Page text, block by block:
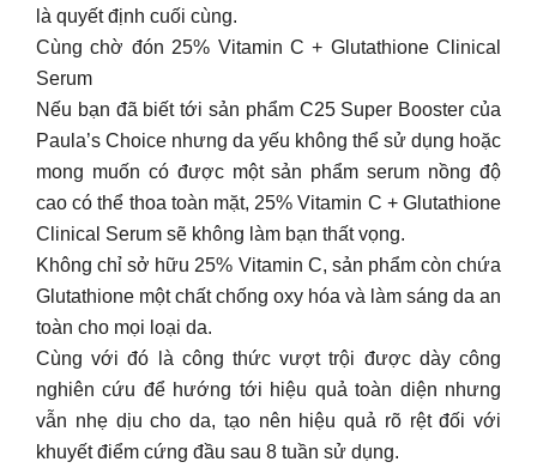
là quyết định cuối cùng.
Cùng chờ đón 25% Vitamin C + Glutathione Clinical
Serum
Nếu bạn đã biết tới sản phẩm C25 Super Booster của
Paula’s Choice nhưng da yếu không thể sử dụng hoặc
mong muốn có được một sản phẩm serum nồng độ
cao có thể thoa toàn mặt, 25% Vitamin C + Glutathione
Clinical Serum sẽ không làm bạn thất vọng.
Không chỉ sở hữu 25% Vitamin C, sản phẩm còn chứa
Glutathione một chất chống oxy hóa và làm sáng da an
toàn cho mọi loại da.
Cùng với đó là công thức vượt trội được dày công
nghiên cứu để hướng tới hiệu quả toàn diện nhưng
vẫn nhẹ dịu cho da, tạo nên hiệu quả rõ rệt đối với
khuyết điểm cứng đầu sau 8 tuần sử dụng.